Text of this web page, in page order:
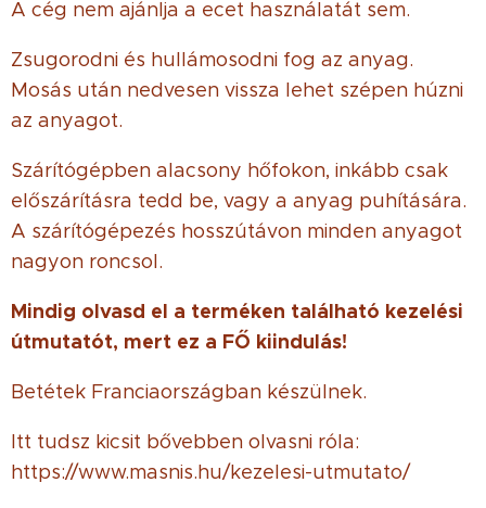
A cég nem ajánlja a ecet használatát sem.
Zsugorodni és hullámosodni fog az anyag.
Mosás után nedvesen vissza lehet szépen húzni
az anyagot.
Szárítógépben alacsony hőfokon, inkább csak
előszárításra tedd be, vagy a anyag puhítására.
A szárítógépezés hosszútávon minden anyagot
nagyon roncsol.
Mindig olvasd el a terméken található kezelési
útmutatót, mert ez a FŐ kiindulás!
Betétek Franciaországban készülnek.
Itt tudsz kicsit bővebben olvasni róla:
https://www.masnis.hu/kezelesi-utmutato/